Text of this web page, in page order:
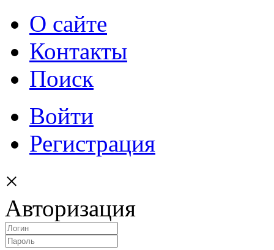
О сайте
Контакты
Поиск
Войти
Регистрация
×
Авторизация